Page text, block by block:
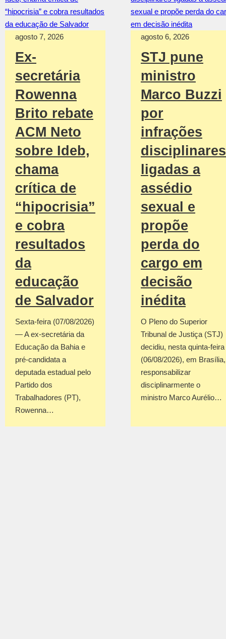
agosto 7, 2026
Ex-
secretária
Rowenna
Brito rebate
ACM Neto
sobre Ideb,
chama
crítica de
“hipocrisia”
e cobra
resultados
da
educação
de Salvador
Sexta-feira (07/08/2026)
— A ex-secretária da
Educação da Bahia e
pré-candidata a
deputada estadual pelo
Partido dos
Trabalhadores (PT),
Rowenna…
agosto 6, 2026
STJ pune
ministro
Marco Buzzi
por
infrações
disciplinares
ligadas a
assédio
sexual e
propõe
perda do
cargo em
decisão
inédita
O Pleno do Superior
Tribunal de Justiça (STJ)
decidiu, nesta quinta-feira
(06/08/2026), em Brasília,
responsabilizar
disciplinarmente o
ministro Marco Aurélio…